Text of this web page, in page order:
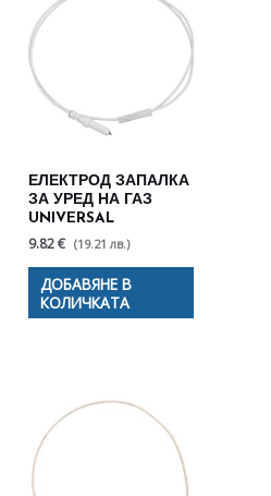
ЕЛЕКТРОД ЗАПАЛКА
ЗА УРЕД НА ГАЗ
UNIVERSAL
9.82 € (19.21 лв.)
ДОБАВЯНЕ В
КОЛИЧКАТА